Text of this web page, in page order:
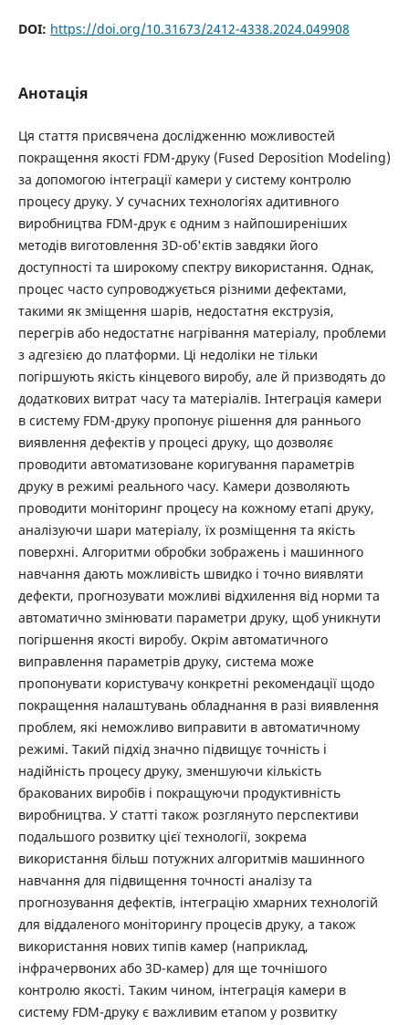
DOI: https://doi.org/10.31673/2412-4338.2024.049908
Анотація
Ця стаття присвячена дослідженню можливостей
покращення якості FDM-друку (Fused Deposition Modeling)
за допомогою інтеграції камери у систему контролю
процесу друку. У сучасних технологіях адитивного
виробництва FDM-друк є одним з найпоширеніших
методів виготовлення 3D-об'єктів завдяки його
доступності та широкому спектру використання. Однак,
процес часто супроводжується різними дефектами,
такими як зміщення шарів, недостатня екструзія,
перегрів або недостатнє нагрівання матеріалу, проблеми
з адгезією до платформи. Ці недоліки не тільки
погіршують якість кінцевого виробу, але й призводять до
додаткових витрат часу та матеріалів. Інтеграція камери
в систему FDM-друку пропонує рішення для раннього
виявлення дефектів у процесі друку, що дозволяє
проводити автоматизоване коригування параметрів
друку в режимі реального часу. Камери дозволяють
проводити моніторинг процесу на кожному етапі друку,
аналізуючи шари матеріалу, їх розміщення та якість
поверхні. Алгоритми обробки зображень і машинного
навчання дають можливість швидко і точно виявляти
дефекти, прогнозувати можливі відхилення від норми та
автоматично змінювати параметри друку, щоб уникнути
погіршення якості виробу. Окрім автоматичного
виправлення параметрів друку, система може
пропонувати користувачу конкретні рекомендації щодо
покращення налаштувань обладнання в разі виявлення
проблем, які неможливо виправити в автоматичному
режимі. Такий підхід значно підвищує точність і
надійність процесу друку, зменшуючи кількість
бракованих виробів і покращуючи продуктивність
виробництва. У статті також розглянуто перспективи
подальшого розвитку цієї технології, зокрема
використання більш потужних алгоритмів машинного
навчання для підвищення точності аналізу та
прогнозування дефектів, інтеграцію хмарних технологій
для віддаленого моніторингу процесів друку, а також
використання нових типів камер (наприклад,
інфрачервоних або 3D-камер) для ще точнішого
контролю якості. Таким чином, інтеграція камери в
систему FDM-друку є важливим етапом у розвитку